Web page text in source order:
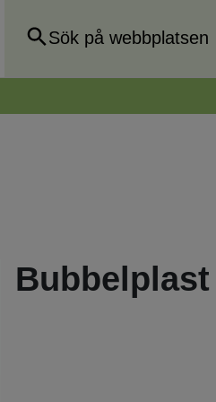
Bubbelplast